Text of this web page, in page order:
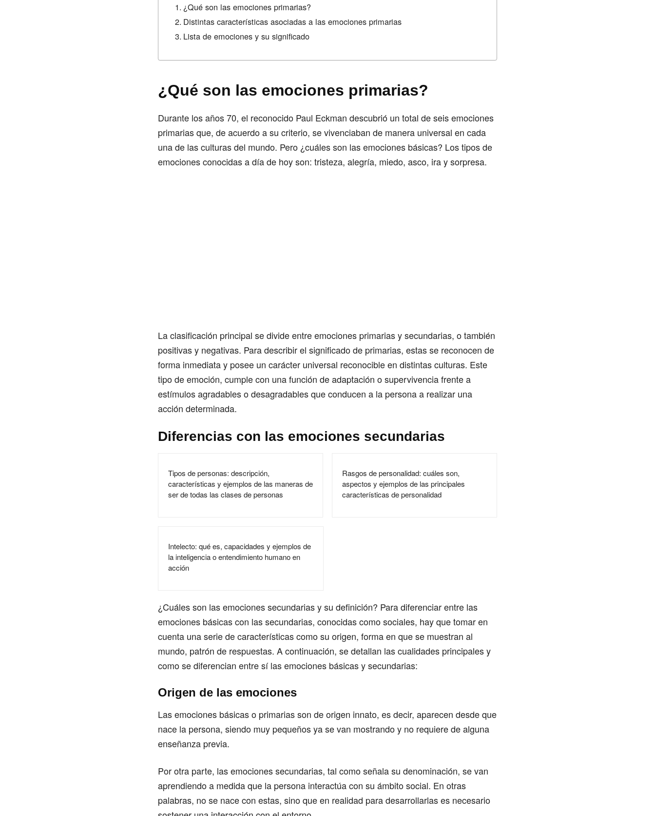
¿Qué son las emociones primarias?
Distintas características asociadas a las emociones primarias
Lista de emociones y su significado
¿Qué son las emociones primarias?
Durante los años 70, el reconocido Paul Eckman descubrió un total de seis emociones
primarias que, de acuerdo a su criterio, se vivenciaban de manera universal en cada
una de las culturas del mundo. Pero ¿cuáles son las emociones básicas? Los tipos de
emociones conocidas a día de hoy son: tristeza, alegría, miedo, asco, ira y sorpresa.
La clasificación principal se divide entre emociones primarias y secundarias, o también
positivas y negativas. Para describir el significado de primarias, estas se reconocen de
forma inmediata y posee un carácter universal reconocible en distintas culturas. Este
tipo de emoción, cumple con una función de adaptación o supervivencia frente a
estímulos agradables o desagradables que conducen a la persona a realizar una
acción determinada.
Diferencias con las emociones secundarias
Tipos de personas: descripción,
características y ejemplos de las maneras de
ser de todas las clases de personas
Rasgos de personalidad: cuáles son,
aspectos y ejemplos de las principales
características de personalidad
Intelecto: qué es, capacidades y ejemplos de
la inteligencia o entendimiento humano en
acción
¿Cuáles son las emociones secundarias y su definición? Para diferenciar entre las
emociones básicas con las secundarias, conocidas como sociales, hay que tomar en
cuenta una serie de características como su origen, forma en que se muestran al
mundo, patrón de respuestas. A continuación, se detallan las cualidades principales y
como se diferencian entre sí las emociones básicas y secundarias:
Origen de las emociones
Las emociones básicas o primarias son de origen innato, es decir, aparecen desde que
nace la persona, siendo muy pequeños ya se van mostrando y no requiere de alguna
enseñanza previa.
Por otra parte, las emociones secundarias, tal como señala su denominación, se van
aprendiendo a medida que la persona interactúa con su ámbito social. En otras
palabras, no se nace con estas, sino que en realidad para desarrollarlas es necesario